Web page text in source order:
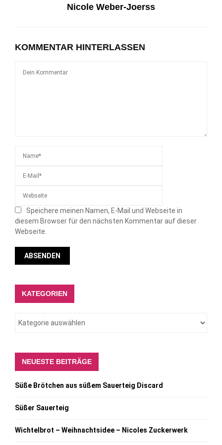
Nicole Weber-Joerss
KOMMENTAR HINTERLASSEN
Speichere meinen Namen, E-Mail und Webseite in
diesem Browser für den nächsten Kommentar auf dieser
Webseite.
KATEGORIEN
NEUESTE BEITRÄGE
Süße Brötchen aus süßem Sauerteig Discard
Süßer Sauerteig
Wichtelbrot – Weihnachtsidee – Nicoles Zuckerwerk